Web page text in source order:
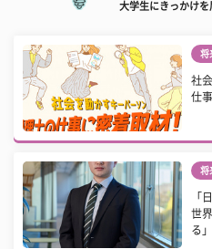
大学生にきっかけ
将
社
仕
将
「
世
る」